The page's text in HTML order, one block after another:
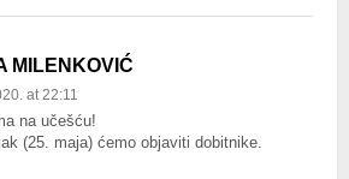
MILENKOVIĆ
at 22:11
na učešću!
(25. maja) ćemo objaviti dobitnike.